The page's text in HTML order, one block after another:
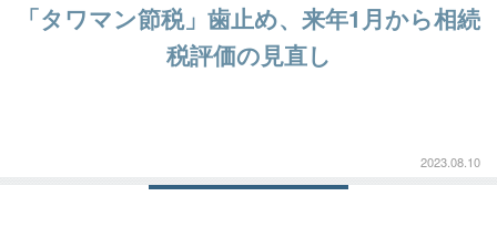
「タワマン節税」歯止め、来年1月から相続
税評価の見直し
2023.08.10